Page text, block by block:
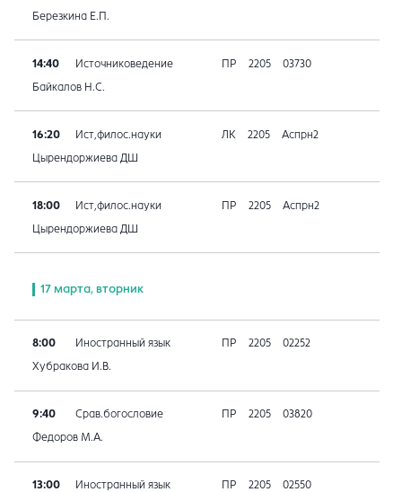
Березкина Е.П.
14:40 Источниковедение ПР 2205 03730
Байкалов Н.С.
16:20 Ист,филос.науки ЛК 2205 Аспрн2
Цырендоржиева ДШ
18:00 Ист,филос.науки ПР 2205 Аспрн2
Цырендоржиева ДШ
17 марта, вторник
8:00 Иностранный язык ПР 2205 02252
Хубракова И.В.
9:40 Срав.богословие ПР 2205 03820
Федоров М.А.
13:00 Иностранный язык ПР 2205 02550